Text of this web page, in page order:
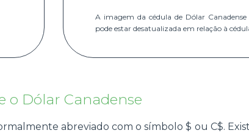
A imagem da cédula de Dólar
pode estar desatualizada em relação à
o Dólar Canadense
abreviado com o símbolo $ ou C$.